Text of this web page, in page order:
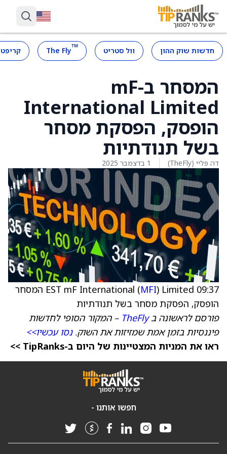
חדשות שוק ההון וול סטריט ™
The Fly
המסחר ב-mF
International Limited
הופסק, הפסקת מסחר
בשל תנודתיות
דה פליי (TheFly) 1 בדצמבר 2025
09:37 EST mF International (
MFI
) Limited המסחר
הופסק, הפסקת מסחר בשל תנודתיות
פורסם לראשונה בTheFly – המקור הסופי לחדשות
פיננסיות בזמן אמת שמזיזות את השוק.נסו עכשיו>>
ראו את המניות המצטיינות של היום ב-TipRanks >>
חפשו אותנו -